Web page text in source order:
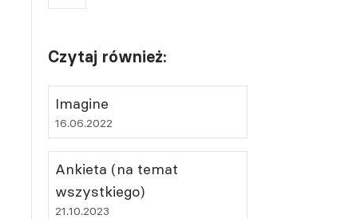
Czytaj również:
Imagine
16.06.2022
Ankieta (na temat
wszystkiego)
21.10.2023